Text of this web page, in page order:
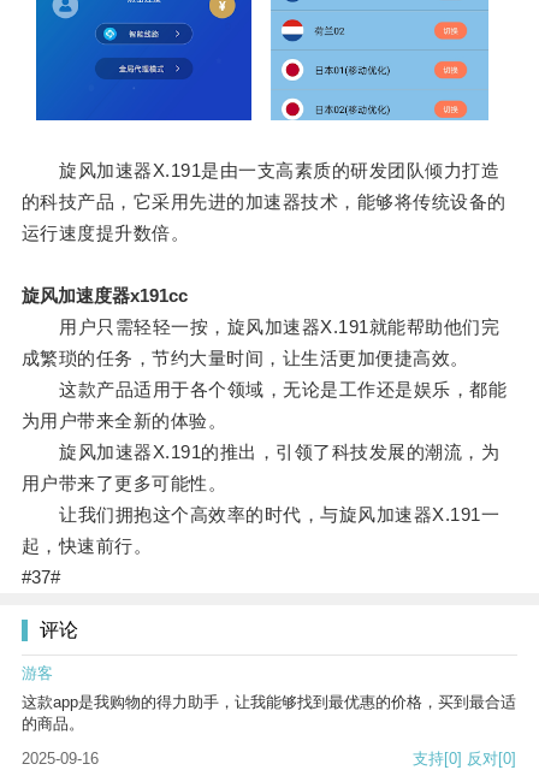
旋风加速器X.191是由一支高素质的研发团队倾力打造
的科技产品，它采用先进的加速器技术，能够将传统设备的
运行速度提升数倍。
旋风加速度器x191cc
用户只需轻轻一按，旋风加速器X.191就能帮助他们完
成繁琐的任务，节约大量时间，让生活更加便捷高效。
这款产品适用于各个领域，无论是工作还是娱乐，都能
为用户带来全新的体验。
旋风加速器X.191的推出，引领了科技发展的潮流，为
用户带来了更多可能性。
让我们拥抱这个高效率的时代，与旋风加速器X.191一
起，快速前行。
#37#
评论
游客
这款app是我购物的得力助手，让我能够找到最优惠的价格，买到最合适
的商品。
2025-09-16
支持[0] 反对[0]